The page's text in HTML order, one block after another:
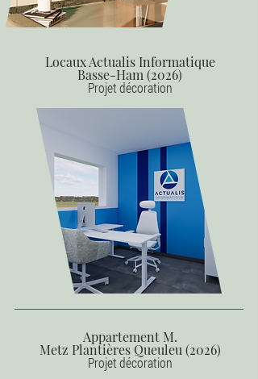
Locaux Actualis Informatique
Basse-Ham (2026)
Projet décoration
Appartement M.
Metz Plantières Queuleu (2026)
Projet décoration